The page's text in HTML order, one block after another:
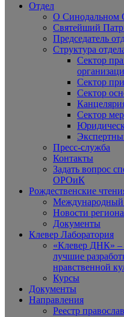
Отдел
О
Святейший
Председатель
Структура
Сектор
Сектор
Сектор
Сектор
Пресс-служба
Контакты
Задать вопрос
ОРОиК
Рождественские
Международный
Новости
Документы
Клевер Лаборатория
«Клевер ДНК» –
лучшие
нравственной
Курсы
Документы
Направления
Реестр